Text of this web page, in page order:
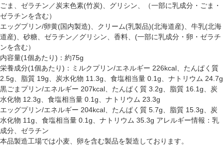
ごま、ゼラチン／炭末色素(竹炭)、グリシン、（一部に乳成分・ごま・
ゼラチンを含む）
エッグプリン/卵黄(国内製造)、クリーム(乳製品)(北海道産)、牛乳(北海
道産)、砂糖、ゼラチン／グリシン、香料、(一部に乳成分・卵・ゼラチ
ンを含む）
内容量(1個あたり)：約75g
栄養成分(1個あたり)：ミルクプリン/エネルギー 226kcal、たんぱく質
2.5g、脂質 19g、炭水化物 11.3g、食塩相当量 0.1g、ナトリウム 24.7g
黒ごまプリン/エネルギー 207kcal、たんぱく質 3.2g、脂質 16.1g、炭
水化物 12.3g、食塩相当量 0.1g、ナトリウム 23.3g
エッグプリン/エネルギー 204kcal、たんぱく質 5.7g、脂質 15.3g、炭
水化物 11g、食塩相当量 0.1g、ナトリウム 35.3g アレルギー情報：乳
成分、ゼラチン
本品製造工場では小麦、卵を含む製品を製造しております。